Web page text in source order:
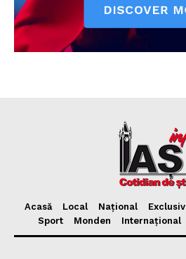
Acasă Local Național Exclusiv
Sport
Monden Internațional